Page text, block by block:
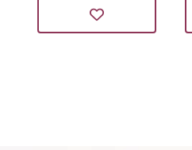
cijena
bila